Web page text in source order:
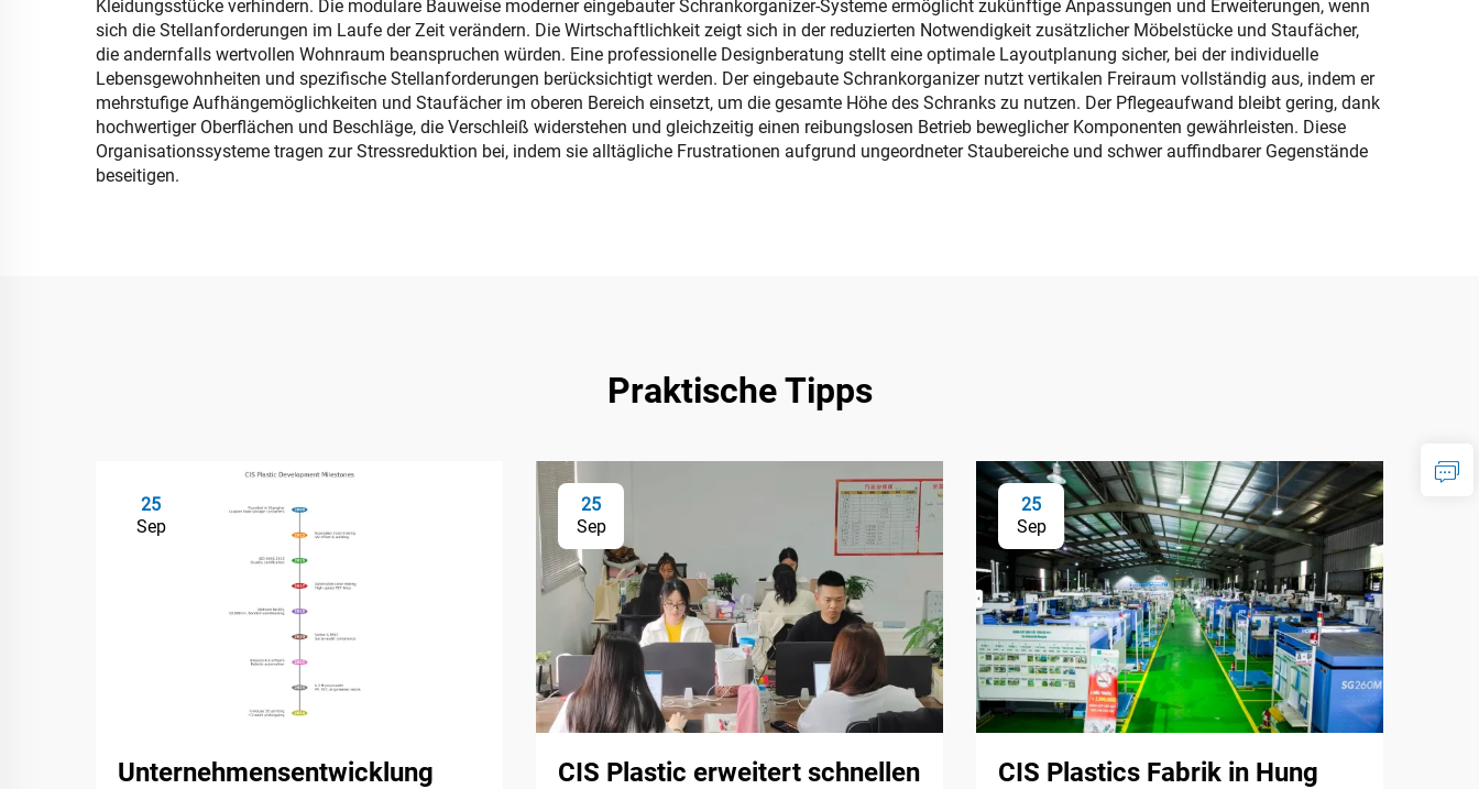
Kleidungsstücke verhindern. Die modulare Bauweise moderner eingebauter Schrankorganizer-Systeme ermöglicht zukünftige Anpassungen und Erweiterungen, wenn
sich die Stellanforderungen im Laufe der Zeit verändern. Die Wirtschaftlichkeit zeigt sich in der reduzierten Notwendigkeit zusätzlicher Möbelstücke und Staufächer,
die andernfalls wertvollen Wohnraum beanspruchen würden. Eine professionelle Designberatung stellt eine optimale Layoutplanung sicher, bei der individuelle
Lebensgewohnheiten und spezifische Stellanforderungen berücksichtigt werden. Der eingebaute Schrankorganizer nutzt vertikalen Freiraum vollständig aus, indem er
mehrstufige Aufhängemöglichkeiten und Staufächer im oberen Bereich einsetzt, um die gesamte Höhe des Schranks zu nutzen. Der Pflegeaufwand bleibt gering, dank
hochwertiger Oberflächen und Beschläge, die Verschleiß widerstehen und gleichzeitig einen reibungslosen Betrieb beweglicher Komponenten gewährleisten. Diese
Organisationssysteme tragen zur Stressreduktion bei, indem sie alltägliche Frustrationen aufgrund ungeordneter Staubereiche und schwer auffindbarer Gegenstände
beseitigen.
Praktische Tipps
25
Sep
Unternehmensentwicklung
25
Sep
CIS Plastic erweitert schnellen
25
Sep
CIS Plastics Fabrik in Hung